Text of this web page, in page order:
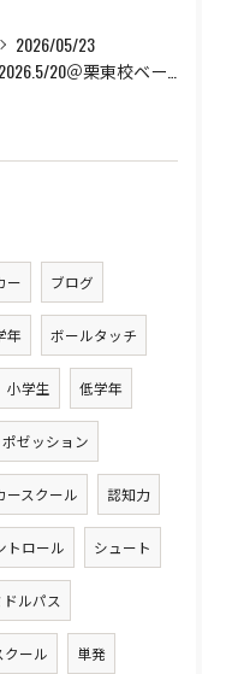
2026/05/23
ー ブログ
年 ボールタッチ
小学生 低学年
ポゼッション
ースクール 認知力
トロール シュート
ドルパス
クール 単発